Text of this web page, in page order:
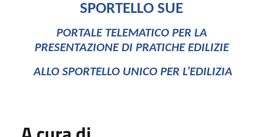
SPORTELLO SUE
PORTALE TELEMATICO PER LA
PRESENTAZIONE DI PRATICHE EDILIZIE
ALLO SPORTELLO UNICO PER L’EDILIZIA